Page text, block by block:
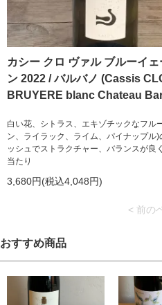
カシー クロ ヴァル ブルーイェ
ン 2022 / バルバノ (Cassis
BRUYERE blanc Chateau
白い花、シトラス、エキゾチックなフル
ン、ライラック、ライム、パイナップル)
ッシュでストラクチャー、バランスが良
当たり
3,680円(税込4,048円)
< 前の
おすすめ商品